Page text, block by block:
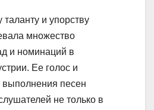
и упорству
множество
и номинаций в
Ее голос и
выполнения песен
не только в